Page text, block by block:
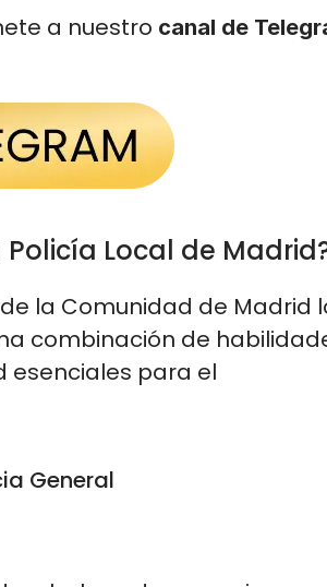
a nuestro canal de
Local de
la Comunidad de Madrid
combinación de
esenciales para el
General